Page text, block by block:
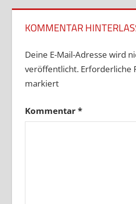
KOMMENTAR
Deine E-Mail-Adresse wird
veröffentlicht. Erforderliche
markiert
Kommentar*